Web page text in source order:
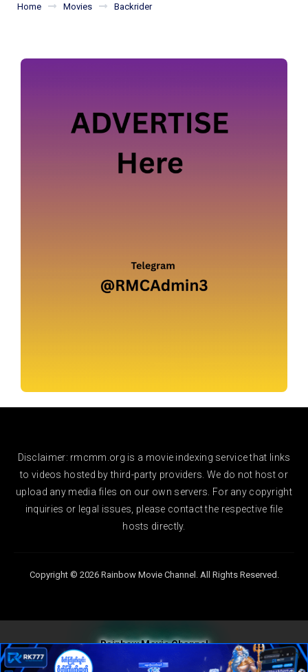
Home Movies Backrider
Disclaimer: rmcmm.org is a movie indexing service that links
to videos hosted by third-party providers. We do not host or
upload any media files on our own servers. For any copyright
inquiries or legal issues, please contact the respective file
hosts directly.
Copyright © 2026 Rainbow Movie Channel. All Rights Reserved.
Rainbow Movie Channel
Follow Us On